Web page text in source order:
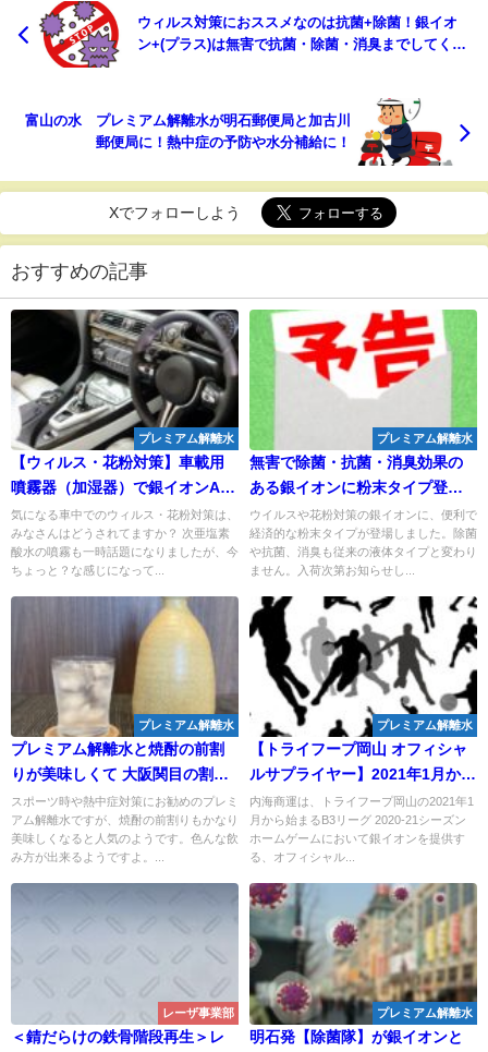
ウィルス対策におススメなのは抗菌+除菌！銀イオ
ン+(プラス)は無害で抗菌・除菌・消臭までしてくれ
富山の水 プレミアム解離水が明石郵便局と加古川
郵便局に！熱中症の予防や水分補給に！
Xでフォローしよう
おすすめの記事
プレミアム解離水
【ウィルス・花粉対策】車載用
噴霧器（加湿器）で銀イオンAg
＋を利用してみたら、臭いも消
えて結構イケる！
気になる車中でのウィルス・花粉対策は、
みなさんはどうされてますか？ 次亜塩素
酸水の噴霧も一時話題になりましたが、今
ちょっと？な感じになって...
プレミアム解離水
無害で除菌・抗菌・消臭効果の
ある銀イオンに粉末タイプ登
場！
ウイルスや花粉対策の銀イオンに、便利で
経済的な粉末タイプが登場しました。除菌
や抗菌、消臭も従来の液体タイプと変わり
ません。入荷次第お知らせし...
プレミアム解離水
プレミアム解離水と焼酎の前割
りが美味しくて 大阪関目の割烹
【一本勝ち】さんでも大人気！
スポーツ時や熱中症対策にお勧めのプレミ
アム解離水ですが、焼酎の前割りもかなり
美味しくなると人気のようです。色んな飲
み方が出来るようですよ。...
プレミアム解離水
【トライフープ岡山 オフィシャ
ルサプライヤー】2021年1月から
始まるB3リーグ 2020-21シーズ
ンホームゲームにおいて銀イオ
ンを提供
内海商運は、トライフープ岡山の2021年1
月から始まるB3リーグ 2020-21シーズン
ホームゲームにおいて銀イオンを提供す
る、オフィシャル...
レーザ事業部
＜錆だらけの鉄骨階段再生＞レ
プレミアム解離水
明石発【除菌隊】が銀イオンと